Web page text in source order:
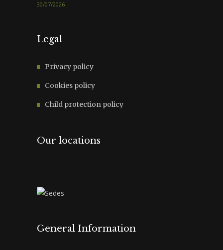
30/07/2026
Legal
Privacy policy
Cookies policy
Child protection policy
Our locations
General Information